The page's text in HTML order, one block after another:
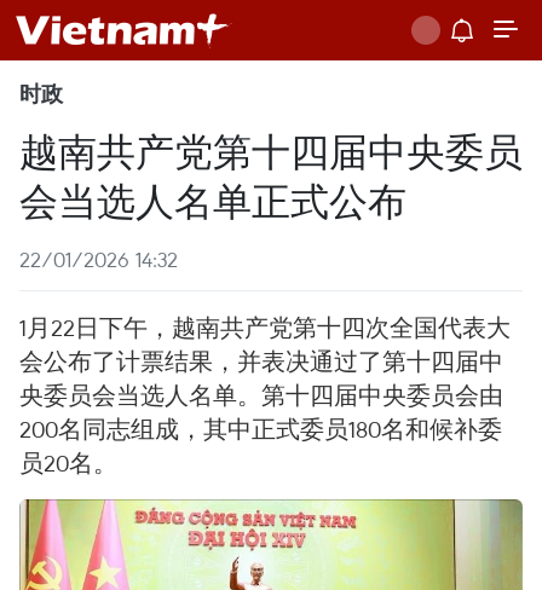
时政
越南共产党第十四届中央委员
会当选人名单正式公布
22/01/2026 14:32
1月22日下午，越南共产党第十四次全国代表大
会公布了计票结果，并表决通过了第十四届中
央委员会当选人名单。第十四届中央委员会由
200名同志组成，其中正式委员180名和候补委
员20名。